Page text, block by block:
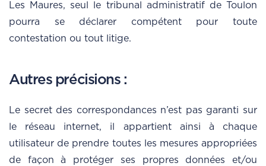
Les Maures, seul le tribunal administratif de Toulon
pourra se déclarer compétent pour toute
contestation ou tout litige.
Autres précisions :
Le secret des correspondances n’est pas garanti sur
le réseau internet, il appartient ainsi à chaque
utilisateur de prendre toutes les mesures appropriées
de façon à protéger ses propres données et/ou